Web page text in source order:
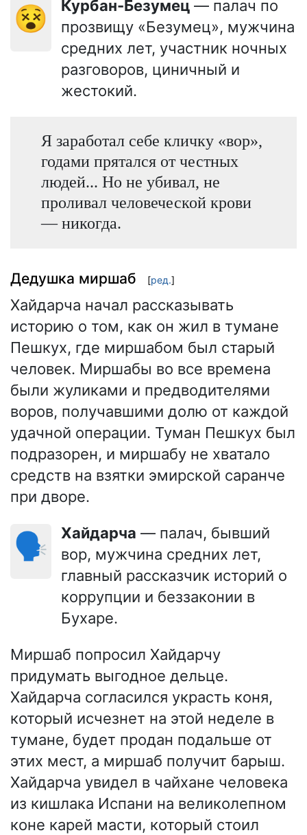
😵 Курбан-Безумец — палач по
прозвищу «Безумец», мужчина
средних лет, участник ночных
разговоров, циничный и
жестокий.
Я заработал себе кличку «вор»,
годами прятался от честных
людей... Но не убивал, не
проливал человеческой крови
— никогда.
Дедушка миршаб [ред.]
Хайдарча начал рассказывать
историю о том, как он жил в тумане
Пешкух, где миршабом был старый
человек. Миршабы во все времена
были жуликами и предводителями
воров, получавшими долю от каждой
удачной операции. Туман Пешкух был
подразорен, и миршабу не хватало
средств на взятки эмирской саранче
при дворе.
🗣️ Хайдарча — палач, бывший
вор, мужчина средних лет,
главный рассказчик историй о
коррупции и беззаконии в
Бухаре.
Миршаб попросил Хайдарчу
придумать выгодное дельце.
Хайдарча согласился украсть коня,
который исчезнет на этой неделе в
тумане, будет продан подальше от
этих мест, а миршаб получит барыш.
Хайдарча увидел в чайхане человека
из кишлака Испани на великолепном
коне карей масти, который стоил